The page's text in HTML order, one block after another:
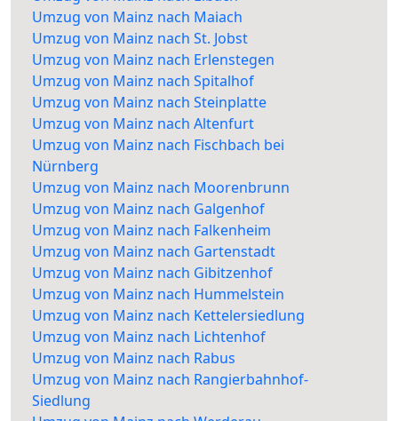
Umzug von Mainz nach Maiach
Umzug von Mainz nach St. Jobst
Umzug von Mainz nach Erlenstegen
Umzug von Mainz nach Spitalhof
Umzug von Mainz nach Steinplatte
Umzug von Mainz nach Altenfurt
Umzug von Mainz nach Fischbach bei
Nürnberg
Umzug von Mainz nach Moorenbrunn
Umzug von Mainz nach Galgenhof
Umzug von Mainz nach Falkenheim
Umzug von Mainz nach Gartenstadt
Umzug von Mainz nach Gibitzenhof
Umzug von Mainz nach Hummelstein
Umzug von Mainz nach Kettelersiedlung
Umzug von Mainz nach Lichtenhof
Umzug von Mainz nach Rabus
Umzug von Mainz nach Rangierbahnhof-
Siedlung